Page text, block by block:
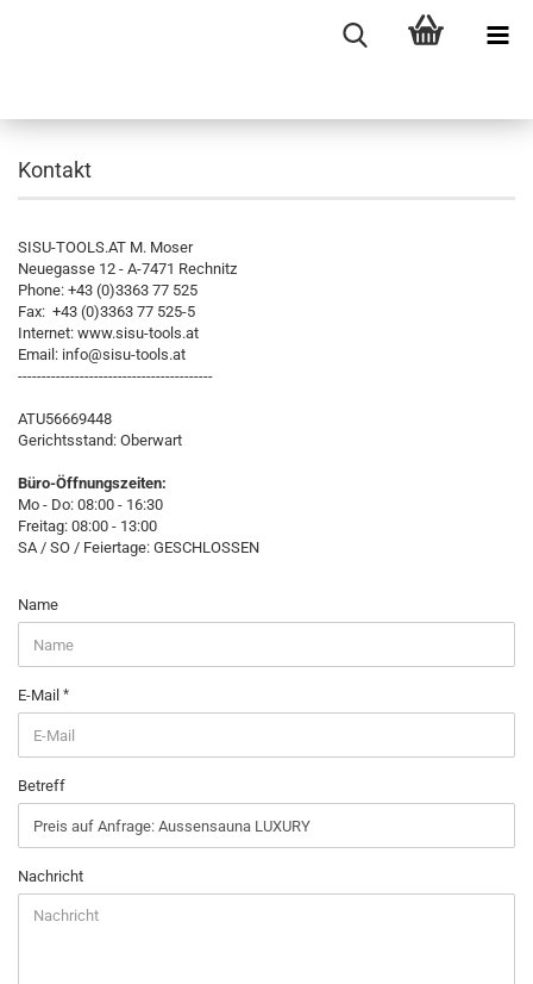
Kontakt
SISU-TOOLS.AT M. Moser
Neuegasse 12 - A-7471 Rechnitz
Phone: +43 (0)3363 77 525
Fax: +43 (0)3363 77 525-5
Internet: www.sisu-tools.at
Email: info@sisu-tools.at
-----------------------------------------
ATU56669448
Gerichtsstand: Oberwart
Büro-Öffnungszeiten:
Mo - Do: 08:00 - 16:30
Freitag: 08:00 - 13:00
SA / SO / Feiertage: GESCHLOSSEN
KONTAKT
Name
E-Mail
Betreff
Nachricht